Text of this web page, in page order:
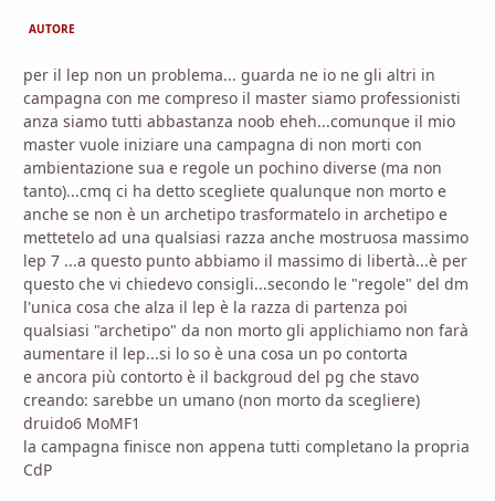
AUTORE
per il lep non un problema... guarda ne io ne gli altri in
campagna con me compreso il master siamo professionisti
anza siamo tutti abbastanza noob eheh...comunque il mio
master vuole iniziare una campagna di non morti con
ambientazione sua e regole un pochino diverse (ma non
tanto)...cmq ci ha detto scegliete qualunque non morto e
anche se non è un archetipo trasformatelo in archetipo e
mettetelo ad una qualsiasi razza anche mostruosa massimo
lep 7 ...a questo punto abbiamo il massimo di libertà...è per
questo che vi chiedevo consigli...secondo le "regole" del dm
l'unica cosa che alza il lep è la razza di partenza poi
qualsiasi "archetipo" da non morto gli applichiamo non farà
aumentare il lep...si lo so è una cosa un po contorta
e ancora più contorto è il backgroud del pg che stavo
creando: sarebbe un umano (non morto da scegliere)
druido6 MoMF1
la campagna finisce non appena tutti completano la propria
CdP